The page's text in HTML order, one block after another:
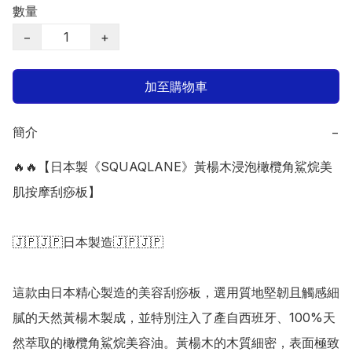
數量
−
+
加至購物車
簡介 −
🔥🔥【日本製《SQUAQLANE》黃楊木浸泡橄欖角鯊烷美
肌按摩刮痧板】
🇯🇵🇯🇵日本製造🇯🇵🇯🇵
這款由日本精心製造的美容刮痧板，選用質地堅韌且觸感細
膩的天然黃楊木製成，並特別注入了產自西班牙、100%天
然萃取的橄欖角鯊烷美容油。黃楊木的木質細密，表面極致